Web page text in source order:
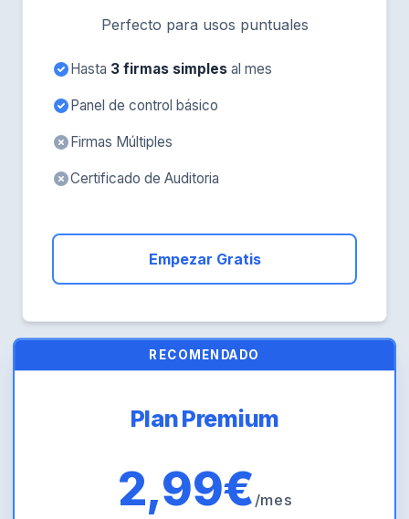
Perfecto para usos puntuales
Hasta 3 firmas simples al mes
Panel de control básico
Firmas Múltiples
Certificado de Auditoria
Empezar Gratis
RECOMENDADO
Plan Premium
2,99€/mes